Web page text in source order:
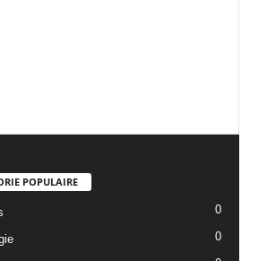
POPULAIRE
0
0